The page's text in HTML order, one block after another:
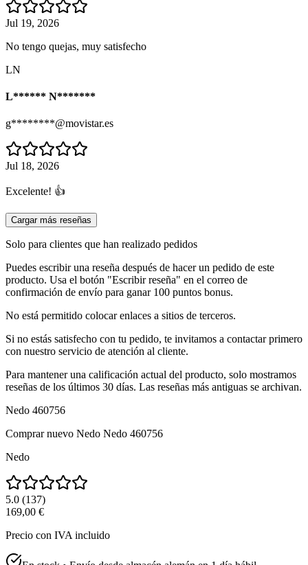
Jul 19, 2026
No tengo quejas, muy satisfecho
LN
L****** N*******
g********@movistar.es
Jul 18, 2026
Excelente! 👍
Cargar más reseñas
Solo para clientes que han realizado pedidos
Puedes escribir una reseña después de hacer un pedido de este
producto. Usa el botón "Escribir reseña" en el correo de
confirmación de envío para ganar 100 puntos bonus.
No está permitido colocar enlaces a sitios de terceros.
Si no estás satisfecho con tu pedido, te invitamos a contactar primero
con nuestro servicio de atención al cliente.
Para mantener una calificación actual del producto, solo mostramos
reseñas de los últimos 30 días. Las reseñas más antiguas se archivan.
Nedo 460756
Comprar nuevo Nedo Nedo 460756
Nedo
5.0 (137)
169,00 €
Precio con IVA incluido